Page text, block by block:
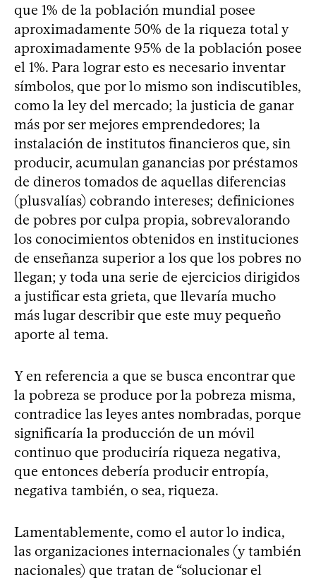
que 1% de la población mundial posee
aproximadamente 50% de la riqueza total y
aproximadamente 95% de la población posee
el 1%. Para lograr esto es necesario inventar
símbolos, que por lo mismo son indiscutibles,
como la ley del mercado; la justicia de ganar
más por ser mejores emprendedores; la
instalación de institutos financieros que, sin
producir, acumulan ganancias por préstamos
de dineros tomados de aquellas diferencias
(plusvalías) cobrando intereses; definiciones
de pobres por culpa propia, sobrevalorando
los conocimientos obtenidos en instituciones
de enseñanza superior a los que los pobres no
llegan; y toda una serie de ejercicios dirigidos
a justificar esta grieta, que llevaría mucho
más lugar describir que este muy pequeño
aporte al tema.
Y en referencia a que se busca encontrar que
la pobreza se produce por la pobreza misma,
contradice las leyes antes nombradas, porque
significaría la producción de un móvil
continuo que produciría riqueza negativa,
que entonces debería producir entropía,
negativa también, o sea, riqueza.
Lamentablemente, como el autor lo indica,
las organizaciones internacionales (y también
nacionales) que tratan de “solucionar el